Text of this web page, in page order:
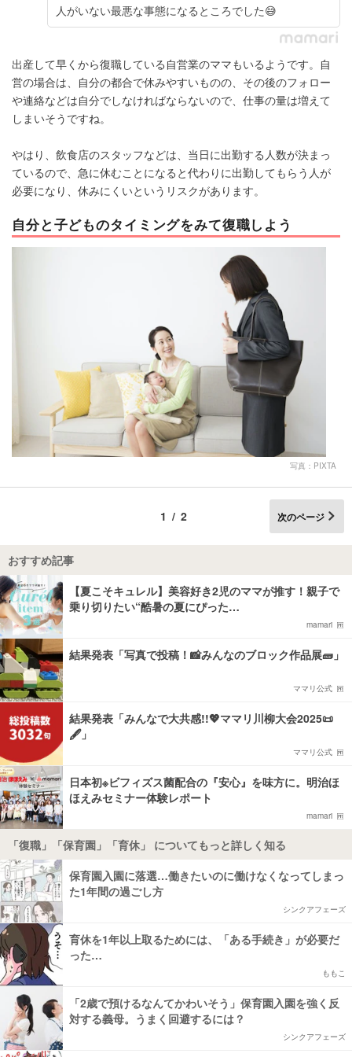
人がいない最悪な事態になるところでした😅
出産して早くから復職している自営業のママもいるようです。自
営の場合は、自分の都合で休みやすいものの、その後のフォロー
や連絡などは自分でしなければならないので、仕事の量は増えて
しまいそうですね。
やはり、飲食店のスタッフなどは、当日に出勤する人数が決まっ
ているので、急に休むことになると代わりに出勤してもらう人が
必要になり、休みにくいというリスクがあります。
自分と子どものタイミングをみて復職しよう
写真：PIXTA
1/2 次のページ
おすすめ記事
【夏こそキュレル】美容好き2児のママが推す！親子で
乗り切りたい“酷暑の夏にぴった…
mamari
結果発表「写真で投稿！📸みんなのブロック作品展🧱」
ママリ公式
結果発表「みんなで大共感!!💖ママリ川柳大会2025📜
🖋️」
ママリ公式
日本初※ビフィズス菌配合の『安心』を味方に。明治ほ
ほえみセミナー体験レポート
mamari
「復職」「保育園」「育休」 についてもっと詳しく知る
保育園入園に落選…働きたいのに働けなくなってしまっ
た1年間の過ごし方
シンクアフェーズ
育休を1年以上取るためには、「ある手続き」が必要だ
った…
ももこ
「2歳で預けるなんてかわいそう」保育園入園を強く反
対する義母。うまく回避するには？
シンクアフェーズ